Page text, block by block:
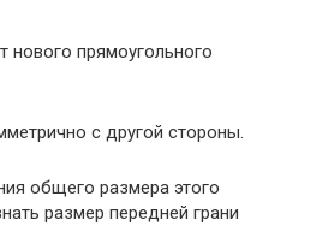
нового прямоугольного
с другой стороны.
общего размера этого
размер передней грани